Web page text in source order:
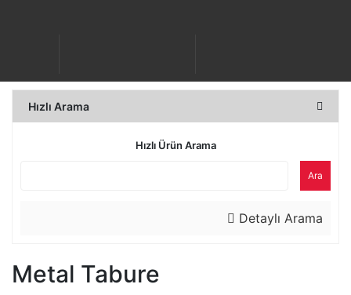
Hızlı Arama
Hızlı Ürün Arama
Ara
Detaylı Arama
Metal Tabure